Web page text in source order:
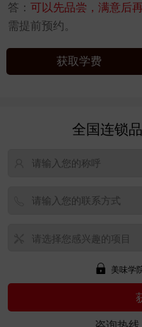
答：可以先品尝，满意后
需提前预约。
获取学费
全国连锁
美味学